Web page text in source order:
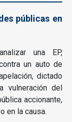
públicas en
una EP,
un auto de
dictado
vulneración del
accionante,
en la causa.